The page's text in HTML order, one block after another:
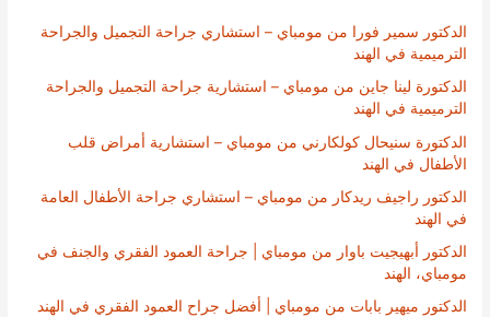
الدكتور سمير فورا من مومباي – استشاري جراحة التجميل والجراحة
الترميمية في الهند
الدكتورة لينا جاين من مومباي – استشارية جراحة التجميل والجراحة
الترميمية في الهند
الدكتورة سنيحال كولكارني من مومباي – استشارية أمراض قلب
الأطفال في الهند
الدكتور راجيف ريدكار من مومباي – استشاري جراحة الأطفال العامة
في الهند
الدكتور أبهيجيت باوار من مومباي | جراحة العمود الفقري والجنف في
مومباي، الهند
الدكتور ميهير بابات من مومباي | أفضل جراح العمود الفقري في الهند